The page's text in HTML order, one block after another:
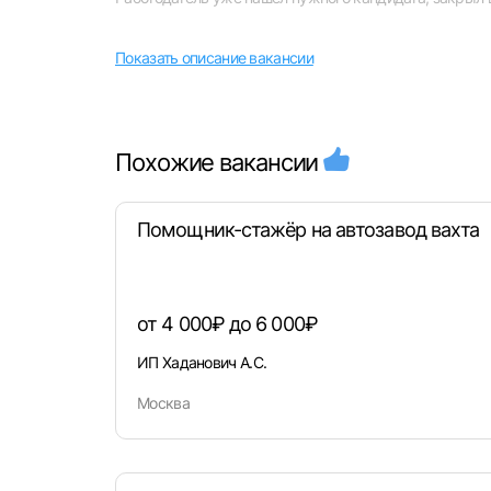
Показать описание вакансии
Похожие вакансии
Помощник-стажёр на автозавод вахта
от 4 000₽ до 6 000₽
ИП Хаданович А.С.
Москва